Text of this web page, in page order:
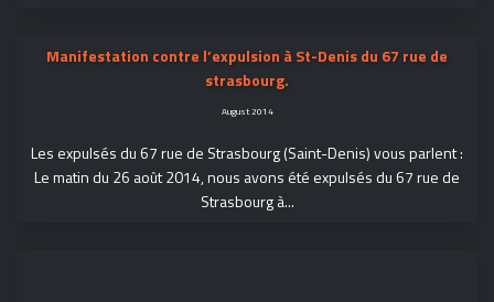
Manifestation contre l’expulsion à St-Denis du 67 rue de
strasbourg.
August 2014
Les expulsés du 67 rue de Strasbourg (Saint-Denis) vous parlent :
Le matin du 26 août 2014, nous avons été expulsés du 67 rue de
Strasbourg à...